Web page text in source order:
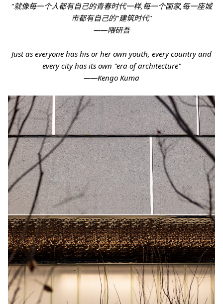
"就像每一个人都有自己的青春时代一样,每一个国家,每一座城
市都有自己的"建筑时代"
——隈研吾
Just as everyone has his or her own youth, every country and
every city has its own "era of architecture"
——Kengo Kuma